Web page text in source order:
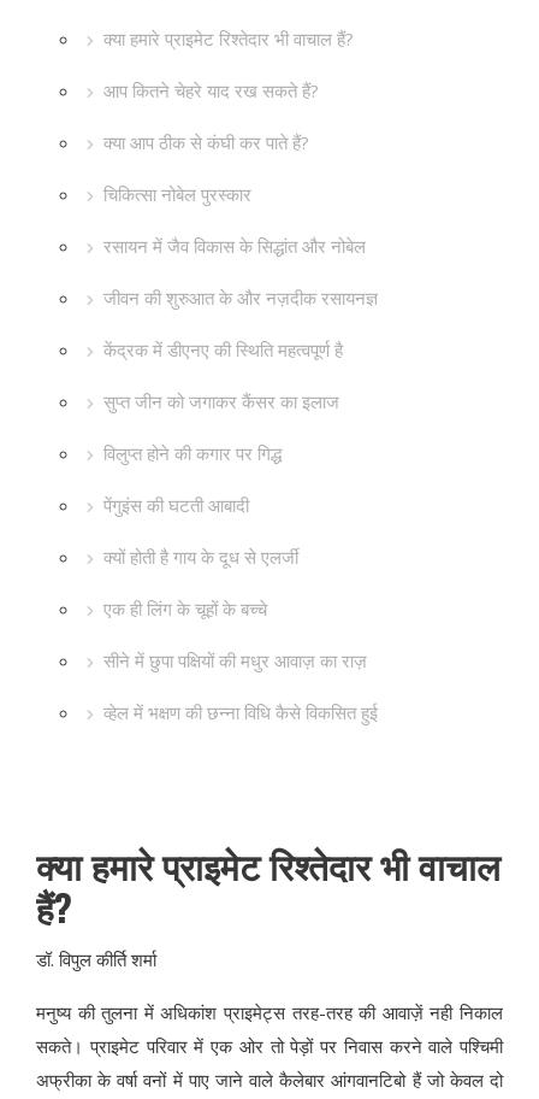
क्या हमारे प्राइमेट रिश्तेदार भी वाचाल हैं?
आप कितने चेहरे याद रख सकते हैं?
क्या आप ठीक से कंघी कर पाते हैं?
चिकित्सा नोबेल पुरस्कार
रसायन में जैव विकास के सिद्धांत और नोबेल
जीवन की शुरुआत के और नज़दीक रसायनज्ञ
केंद्रक में डीएनए की स्थिति महत्वपूर्ण है
सुप्त जीन को जगाकर कैंसर का इलाज
विलुप्त होने की कगार पर गिद्ध
पेंगुइंस की घटती आबादी
क्यों होती है गाय के दूध से एलर्जी
एक ही लिंग के चूहों के बच्चे
सीने में छुपा पक्षियों की मधुर आवाज़ का राज़
व्हेल में भक्षण की छन्ना विधि कैसे विकसित हुई
क्या हमारे प्राइमेट रिश्तेदार भी वाचाल
हैं?
डॉ. विपुल कीर्ति शर्मा
मनुष्य की तुलना में अधिकांश प्राइमेट्स तरह-तरह की आवाज़ें नही निकाल
सकते। प्राइमेट परिवार में एक ओर तो पेड़ों पर निवास करने वाले पश्चिमी
अफ्रीका के वर्षा वनों में पाए जाने वाले कैलेबार आंगवानटिबो हैं जो केवल दो